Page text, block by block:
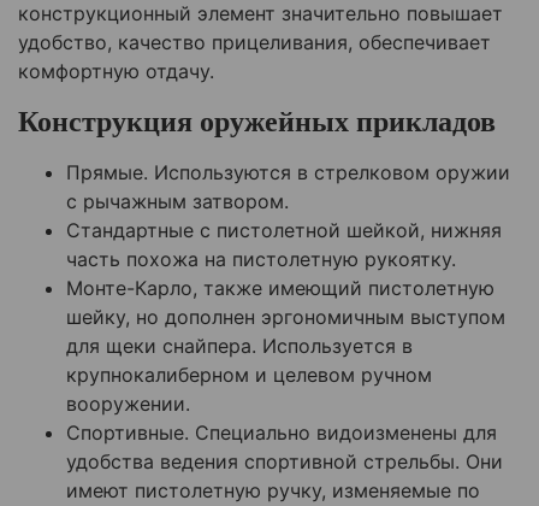
конструкционный элемент значительно повышает
удобство, качество прицеливания, обеспечивает
комфортную отдачу.
Конструкция оружейных прикладов
Прямые. Используются в стрелковом оружии
с рычажным затвором.
Стандартные с пистолетной шейкой, нижняя
часть похожа на пистолетную рукоятку.
Монте-Карло, также имеющий пистолетную
шейку, но дополнен эргономичным выступом
для щеки снайпера. Используется в
крупнокалиберном и целевом ручном
вооружении.
Спортивные. Специально видоизменены для
удобства ведения спортивной стрельбы. Они
имеют пистолетную ручку, изменяемые по